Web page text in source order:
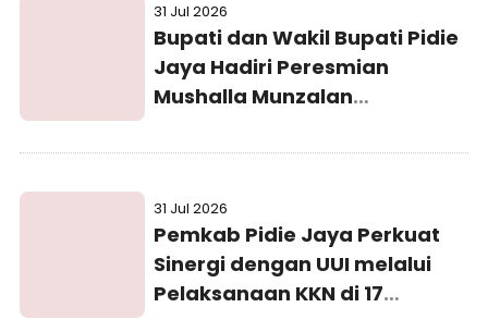
31 Jul 2026
Bupati dan Wakil Bupati Pidie
Jaya Hadiri Peresmian
Mushalla Munzalan
Pidie Jaya
31 Jul 2026
Pemkab Pidie Jaya Perkuat
Sinergi dengan UUI melalui
Pelaksanaan KKN di 17